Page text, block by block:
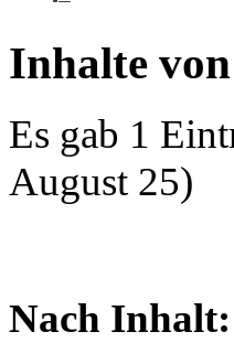
Inhalte
Es gab 1
August 25)
Nach Inhalt: